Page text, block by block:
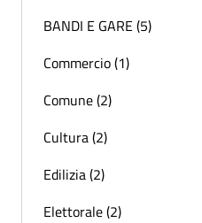
BANDI E GARE (5)
Commercio (1)
Comune (2)
Cultura (2)
Edilizia (2)
Elettorale (2)